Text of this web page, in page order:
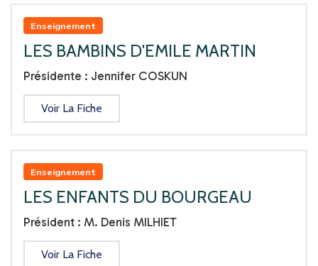
Enseignement
LES BAMBINS D'EMILE MARTIN
Présidente : Jennifer COSKUN
Voir La Fiche
Enseignement
LES ENFANTS DU BOURGEAU
Président : M. Denis MILHIET
Voir La Fiche